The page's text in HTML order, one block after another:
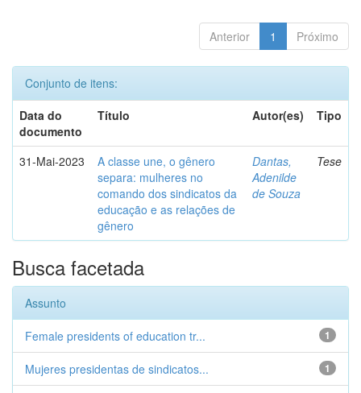
Anterior 1 Próximo
Conjunto de itens:
Data do
documento
Título Autor(es) Tipo
31-Mai-2023
A classe une, o gênero
separa: mulheres no
comando dos sindicatos da
educação e as relações de
gênero
Dantas,
Adenilde
de Souza
Tese
Busca facetada
Assunto
1
Female presidents of education tr...
1
Mujeres presidentas de sindicatos...